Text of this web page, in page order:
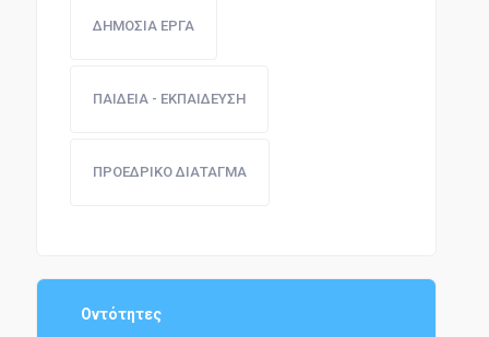
ΔΗΜΟΣΙΑ ΕΡΓΑ
ΠΑΙΔΕΙΑ - ΕΚΠΑΙΔΕΥΣΗ
ΠΡΟΕΔΡΙΚΟ ΔΙΑΤΑΓΜΑ
Οντότητες